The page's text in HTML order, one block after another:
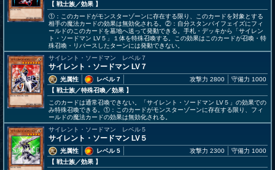
【 戦士族／効果 】
①：このカードがモンスターゾーンに存在する限り、このカードを対象とする
相手の魔法カードの効果は無効化される。②：自分スタンバイフェイズにフィ
ールドのこのカードを墓地へ送って発動できる。手札・デッキから「サイレン
ト・ソードマン LV５」１体を特殊召喚する。この効果はこのカードが召喚・特
殊召喚・リバースしたターンには発動できない。
サイレント・ソードマン レベル７
サイレント・ソードマン LV７
光属性
レベル 7
【 戦士族／特殊召喚／効果 】
攻撃力 2800 守備力 1000
このカードは通常召喚できない。「サイレント・ソードマン LV５」の効果での
み特殊召喚できる。①：このカードがモンスターゾーンに存在する限り、フィ
ールドの魔法カードの効果は無効化される。
サイレント・ソードマン レベル５
サイレント・ソードマン LV５
光属性
レベル 5
【 戦士族／効果 】
攻撃力 2300 守備力 1000